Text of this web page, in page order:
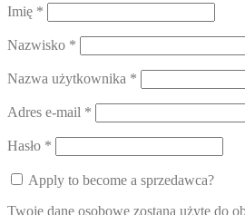
Imię *
Nazwisko *
Nazwa użytkownika *
Adres e-mail *
Hasło *
Apply to become a sprzedawca?
Twoje dane osobowe zostaną użyte do